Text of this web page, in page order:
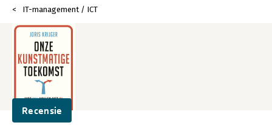
IT-management / ICT
Recensie